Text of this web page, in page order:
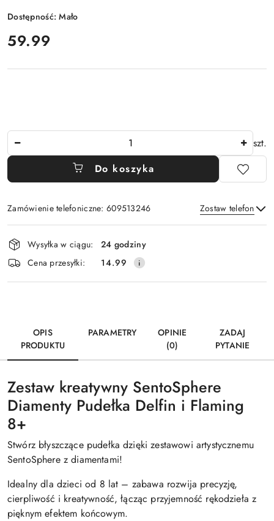
Dostępność:Mało
cena:
59.99
szt.
Do koszyka
Zamówienie telefoniczne: 609513246 Zostaw telefon
Wyślij
Dostępność
i
dostawa
Wysyłka w ciągu:
24 godziny
Cena przesyłki:
14.99
OPIS
PRODUKTU
PARAMETRY
OPINIE
(0)
ZADAJ
PYTANIE
Zestaw kreatywny SentoSphere
Diamenty Pudełka Delfin i Flaming
8+
Stwórz błyszczące pudełka dzięki zestawowi artystycznemu
SentoSphere z diamentami!
Idealny dla dzieci od 8 lat – zabawa rozwija precyzję,
cierpliwość i kreatywność, łącząc przyjemność rękodzieła z
pięknym efektem końcowym.